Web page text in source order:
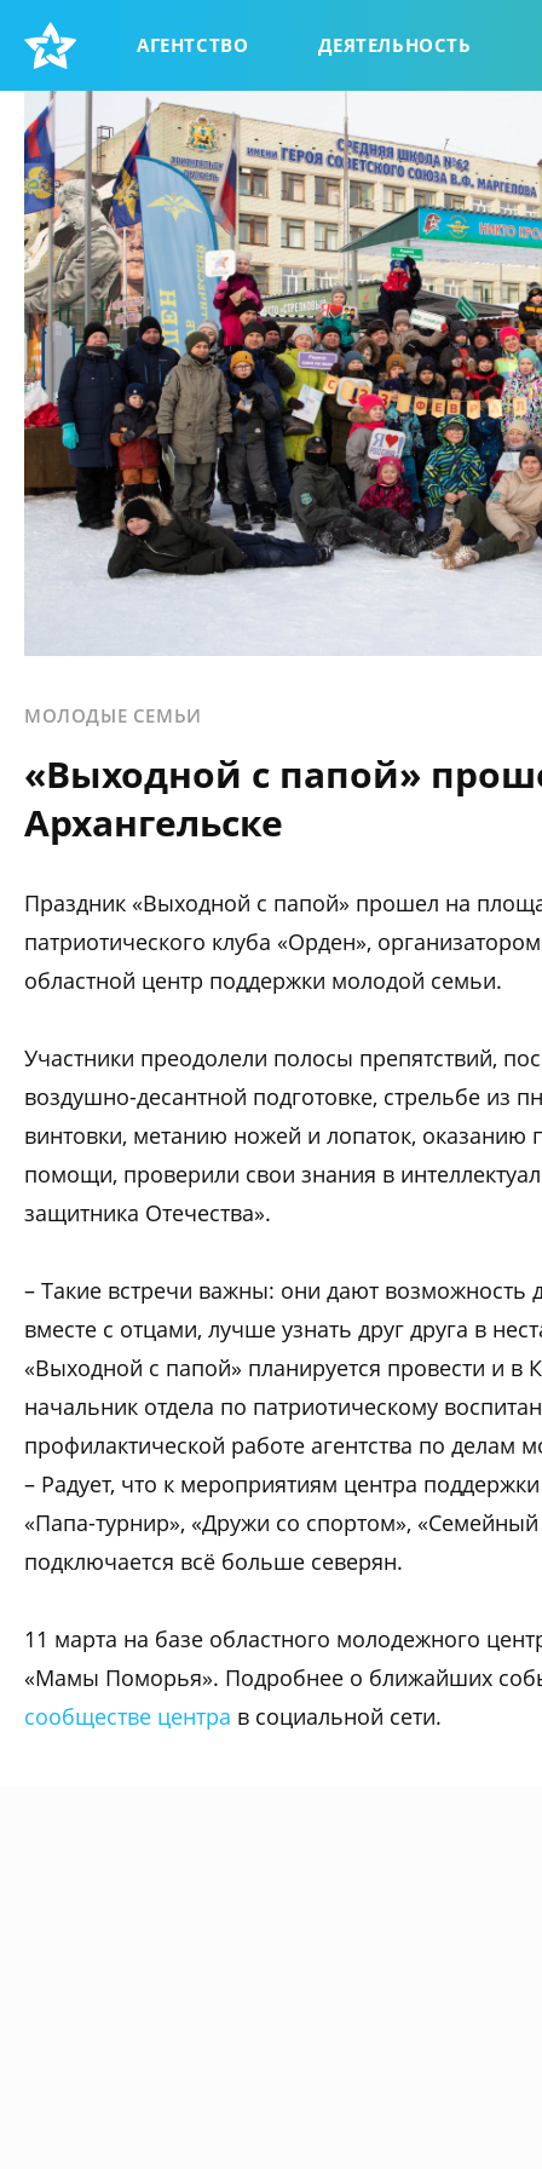
АГЕНТСТВО ДЕЯТЕЛЬНОСТЬ
МОЛОДЫЕ СЕМЬИ
«Выходной с папой»
Архангельске
Праздник «Выходной с папой» прошел на
патриотического клуба «Орден»,
областной центр поддержки молодой семьи.
Участники преодолели полосы препятствий,
воздушно-десантной подготовке, стрельбе из
винтовки, метанию ножей и лопаток, оказанию
помощи, проверили свои знания в
защитника Отечества».
– Такие встречи важны: они дают возможность
вместе с отцами, лучше узнать друг друга в
«Выходной с папой» планируется провести и в
начальник отдела по патриотическому
профилактической работе агентства по делам
– Радует, что к мероприятиям центра
«Папа-турнир», «Дружи со спортом», «Семейный
подключается всё больше северян.
11 марта на базе областного молодежного
«Мамы Поморья». Подробнее о ближайших
сообществе центра в социальной сети.